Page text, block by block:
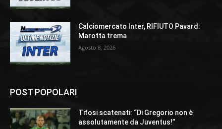
Calciomercato Inter, RIFIUTO Pavard:
Marotta trema
Agosto 8, 2026
POST POPOLARI
Tifosi scatenati: “Di Gregorio non è
assolutamente da Juventus!”